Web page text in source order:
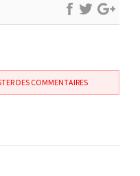
DES COMMENTAIRES